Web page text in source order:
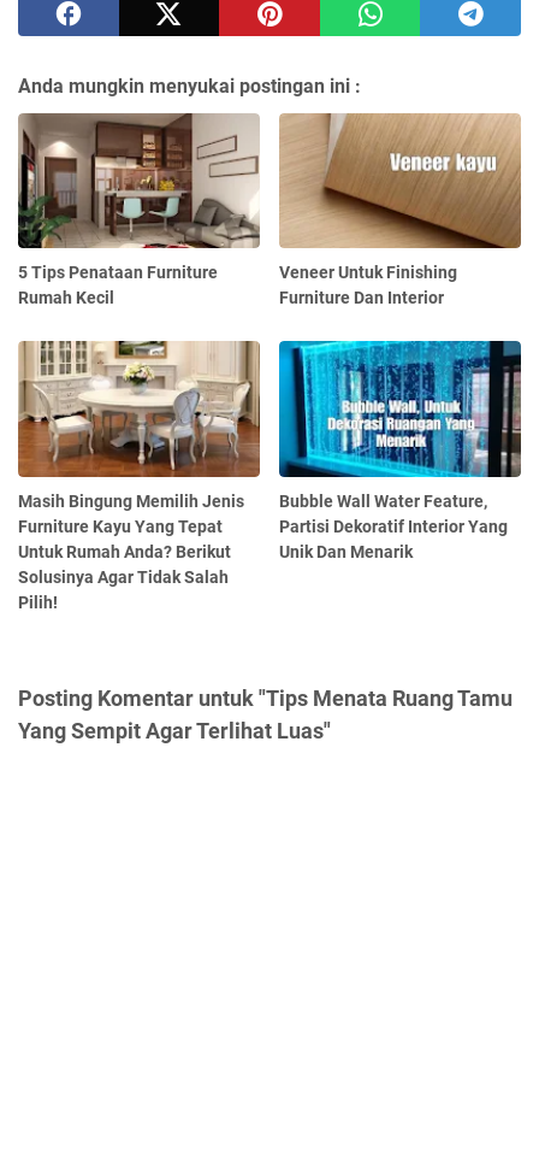
Anda mungkin menyukai postingan ini :
5 Tips Penataan Furniture
Rumah Kecil
Veneer Untuk Finishing
Furniture Dan Interior
Masih Bingung Memilih Jenis
Furniture Kayu Yang Tepat
Untuk Rumah Anda? Berikut
Solusinya Agar Tidak Salah
Pilih!
Bubble Wall Water Feature,
Partisi Dekoratif Interior Yang
Unik Dan Menarik
Posting Komentar untuk "Tips Menata Ruang Tamu
Yang Sempit Agar Terlihat Luas"